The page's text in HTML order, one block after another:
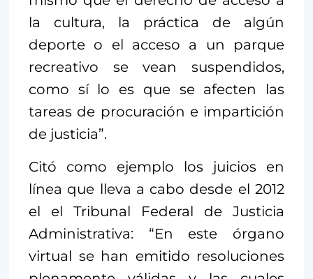
la cultura, la práctica de algún
deporte o el acceso a un parque
recreativo se vean suspendidos,
como sí lo es que se afecten las
tareas de procuración e impartición
de justicia”.
Citó como ejemplo los juicios en
línea que lleva a cabo desde el 2012
el el Tribunal Federal de Justicia
Administrativa: “En este órgano
virtual se han emitido resoluciones